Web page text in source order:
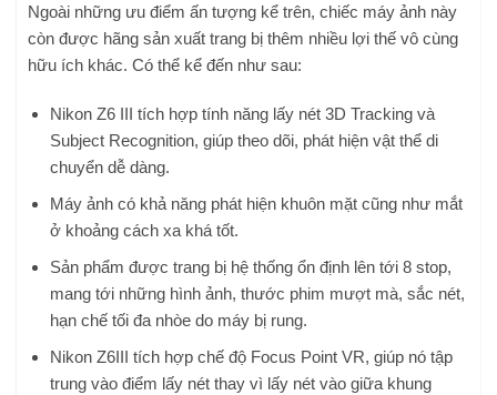
Ngoài những ưu điểm ấn tượng kể trên, chiếc máy ảnh này
còn được hãng sản xuất trang bị thêm nhiều lợi thế vô cùng
hữu ích khác. Có thể kể đến như sau:
Nikon Z6 III tích hợp tính năng lấy nét 3D Tracking và
Subject Recognition, giúp theo dõi, phát hiện vật thể di
chuyển dễ dàng.
Máy ảnh có khả năng phát hiện khuôn mặt cũng như mắt
ở khoảng cách xa khá tốt.
Sản phẩm được trang bị hệ thống ổn định lên tới 8 stop,
mang tới những hình ảnh, thước phim mượt mà, sắc nét,
hạn chế tối đa nhòe do máy bị rung.
Nikon Z6III tích hợp chế độ Focus Point VR, giúp nó tập
trung vào điểm lấy nét thay vì lấy nét vào giữa khung